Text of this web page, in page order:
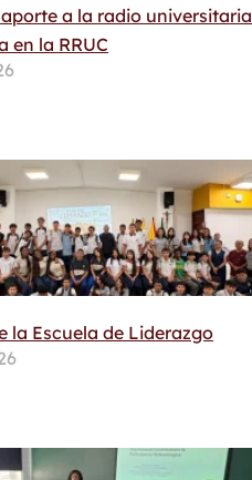
a la radio universitaria
en la RRUC
la Escuela de Liderazgo